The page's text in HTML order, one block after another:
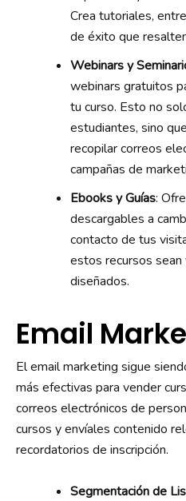
Crea tutoriales,
de éxito que
Webinars y
webinars gratuitos
tu curso. Esto no
estudiantes, sino
recopilar correos
campañas de
Ebooks y Guías:
descargables a
contacto de tus
estos recursos
diseñados.
Email
El email marketing sigue
más efectivas para vender
correos electrónicos de
cursos y envíales contenido
recordatorios de inscripción.
Segmentación de